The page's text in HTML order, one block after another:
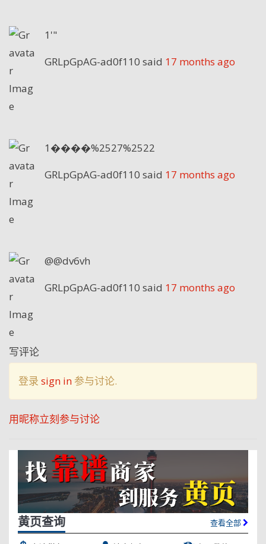
1'"
GRLpGpAG-ad0f110 said 17 months ago
1����%2527%2522
GRLpGpAG-ad0f110 said 17 months ago
@@dv6vh
GRLpGpAG-ad0f110 said 17 months ago
写评论
登录 sign in 参与讨论.
用昵称立刻参与讨论
黄页查询 查看全部